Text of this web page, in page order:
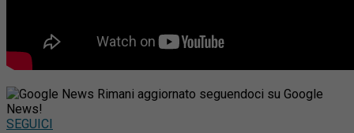
Rimani aggiornato seguendoci su Google
News!
SEGUICI